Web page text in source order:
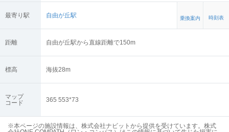
最寄り駅 自由が丘駅 乗換案内 時刻表
距離 自由が丘駅から直線距離で150m
標高 海抜28m
マップ
コード
365 553*73
※本ページの施設情報は、株式会社ナビットから提供を受けています。株式